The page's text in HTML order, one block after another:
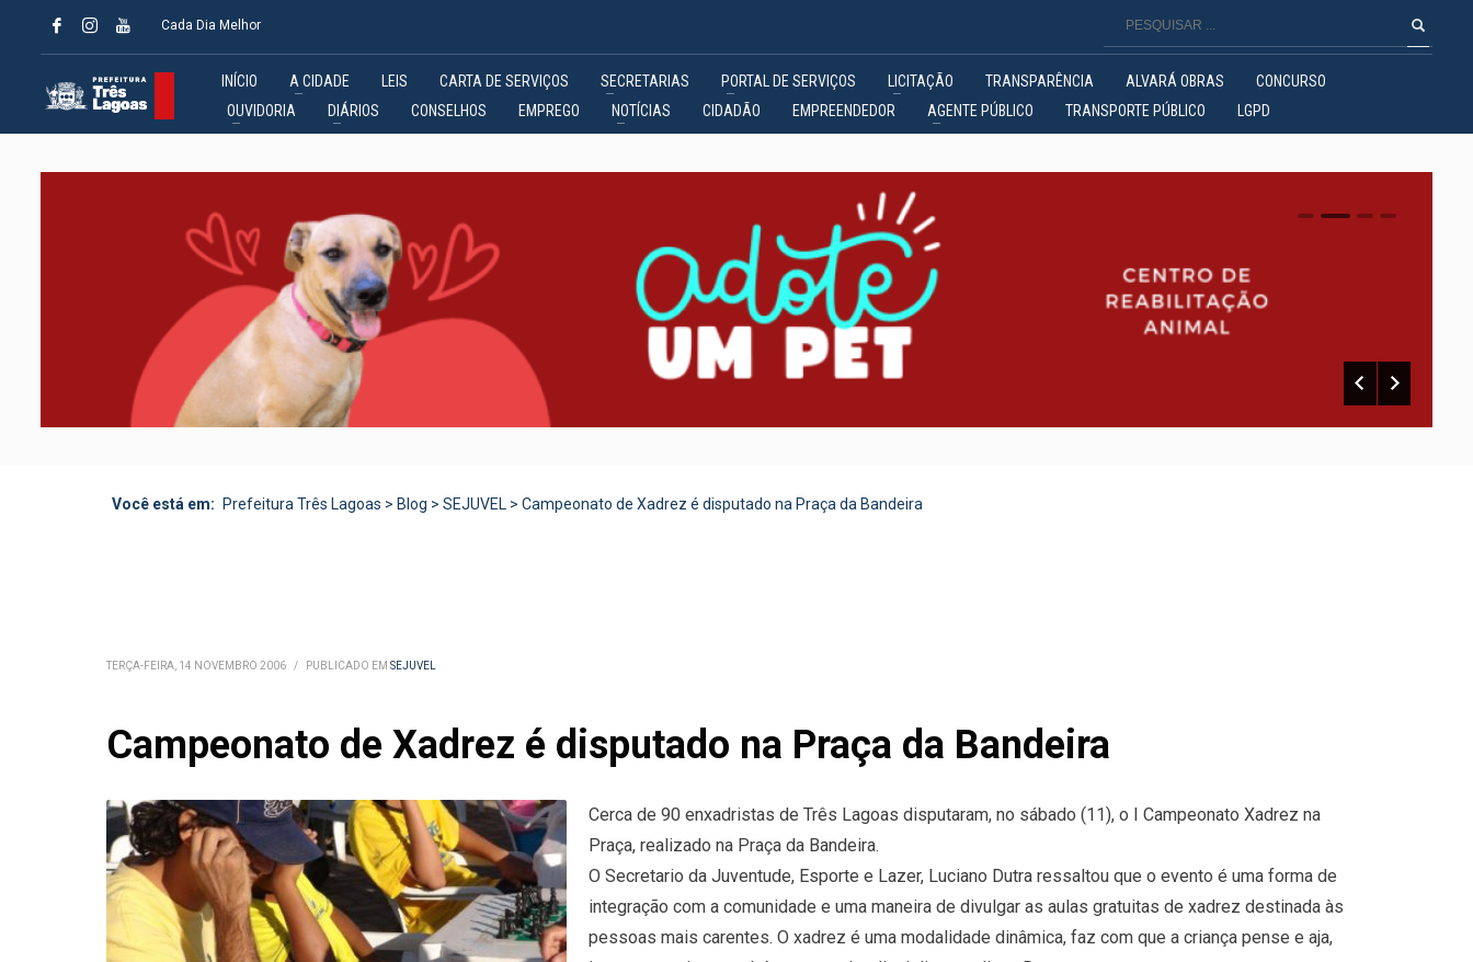
Cada Dia Melhor
INÍCIO A CIDADE LEIS CARTA DE SERVIÇOS SECRETARIAS PORTAL DE SERVIÇOS LICITAÇÃO TRANSPARÊNCIA ALVARÁ OBRAS
CONCURSO
OUVIDORIA
DIÁRIOS CONSELHOS EMPREGO NOTÍCIAS CIDADÃO EMPREENDEDOR AGENTE PÚBLICO TRANSPORTE PÚBLICO LGPD
0 1 2
Você está em: Prefeitura Três Lagoas > Blog > SEJUVEL > Campeonato de Xadrez é disputado na Praça da Bandeira
TERÇA-FEIRA, 14 NOVEMBRO 2006 / PUBLICADO EM SEJUVEL
Campeonato de Xadrez é disputado na Praça da Bandeira
Cerca de 90 enxadristas de Três Lagoas disputaram, no sábado (11), o I Campeonato Xadrez na
Praça, realizado na Praça da Bandeira.
O Secretario da Juventude, Esporte e Lazer, Luciano Dutra ressaltou que o evento é uma forma de
integração com a comunidade e uma maneira de divulgar as aulas gratuitas de xadrez destinada às
pessoas mais carentes. O xadrez é uma modalidade dinâmica, faz com que a criança pense e aja,